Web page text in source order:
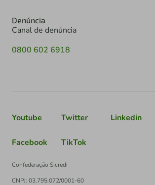
Denúncia
Canal de denúncia
0800 602 6918
Youtube Twitter Linkedin
Facebook TikTok
Confederação Sicredi
CNPJ: 03.795.072/0001-60